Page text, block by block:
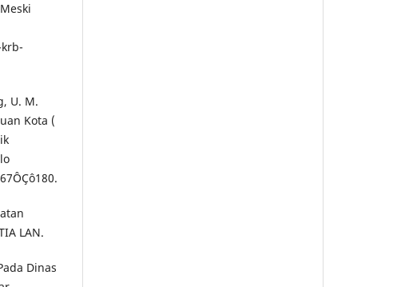
U. M.
Kota (
LAN.
Dinas